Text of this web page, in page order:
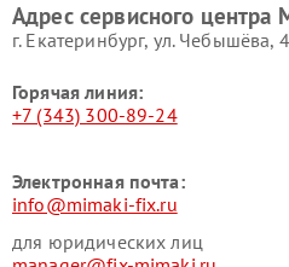
Адрес сервисного центра
г. Екатеринбург, ул. Чебышёва, 4
Горячая линия:
+7 (343) 300-89-24
Электронная почта:
info@mimaki-fix.ru
для юридических лиц